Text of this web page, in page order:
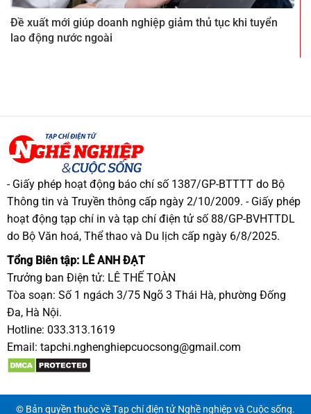
Đề xuất mới giúp doanh nghiệp giảm thủ tục khi tuyển
lao động nước ngoài
- Giấy phép hoạt động báo chí số 1387/GP-BTTTT do Bộ
Thông tin và Truyền thông cấp ngày 2/10/2009. - Giấy phép
hoạt động tạp chí in và tạp chí điện tử số 88/GP-BVHTTDL
do Bộ Văn hoá, Thể thao và Du lịch cấp ngày 6/8/2025.
Tổng Biên tập: LÊ ANH ĐẠT
Trưởng ban Điện tử: LÊ THẾ TOÀN
Tòa soạn: Số 1 ngách 3/75 Ngõ 3 Thái Hà, phường Đống
Đa, Hà Nội.
Hotline: 033.313.1619
Email: tapchi.nghenghiepcuocsong@gmail.com
© Bản quyền thuộc về Tạp chí điện tử Nghề nghiệp và Cuộc sống.